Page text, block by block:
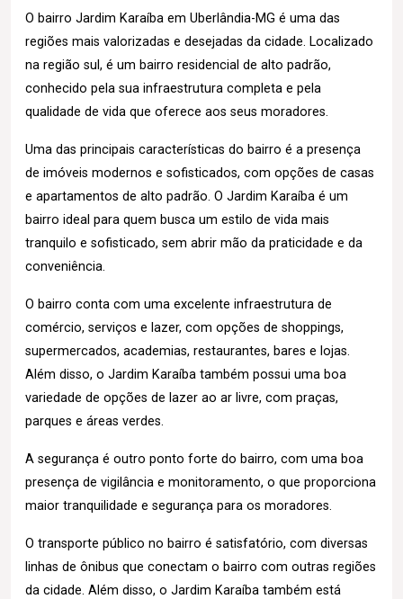
O bairro Jardim Karaíba em Uberlândia-MG é uma das
regiões mais valorizadas e desejadas da cidade. Localizado
na região sul, é um bairro residencial de alto padrão,
conhecido pela sua infraestrutura completa e pela
qualidade de vida que oferece aos seus moradores.
Uma das principais características do bairro é a presença
de imóveis modernos e sofisticados, com opções de casas
e apartamentos de alto padrão. O Jardim Karaíba é um
bairro ideal para quem busca um estilo de vida mais
tranquilo e sofisticado, sem abrir mão da praticidade e da
conveniência.
O bairro conta com uma excelente infraestrutura de
comércio, serviços e lazer, com opções de shoppings,
supermercados, academias, restaurantes, bares e lojas.
Além disso, o Jardim Karaíba também possui uma boa
variedade de opções de lazer ao ar livre, com praças,
parques e áreas verdes.
A segurança é outro ponto forte do bairro, com uma boa
presença de vigilância e monitoramento, o que proporciona
maior tranquilidade e segurança para os moradores.
O transporte público no bairro é satisfatório, com diversas
linhas de ônibus que conectam o bairro com outras regiões
da cidade. Além disso, o Jardim Karaíba também está